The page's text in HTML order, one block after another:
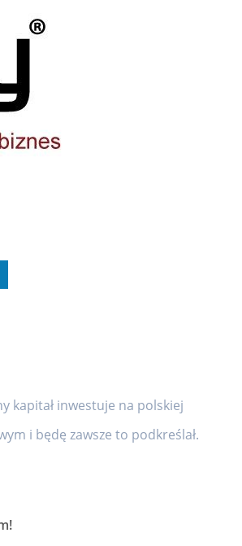
kapitał inwestuje na polskiej
i będę zawsze to podkreślał.